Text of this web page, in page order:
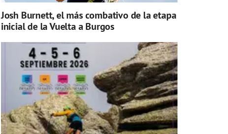
Josh Burnett, el más combativo de la etapa
inicial de la Vuelta a Burgos